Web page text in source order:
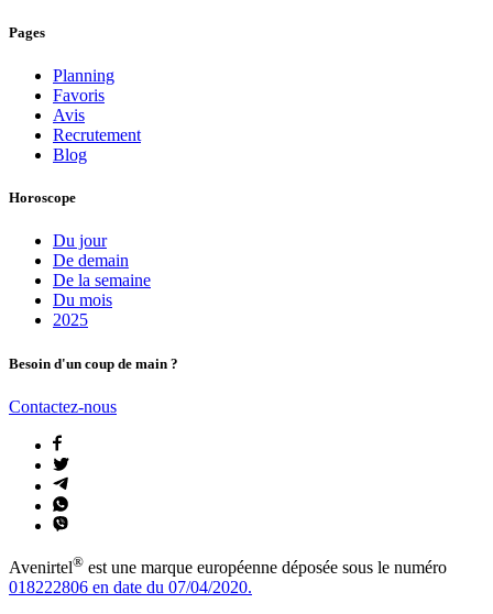
Pages
Planning
Favoris
Avis
Recrutement
Blog
Horoscope
Du jour
De demain
De la semaine
Du mois
2025
Besoin d'un coup de main ?
Contactez-nous
Avenirtel® est une marque européenne déposée sous le numéro
018222806 en date du 07/04/2020.